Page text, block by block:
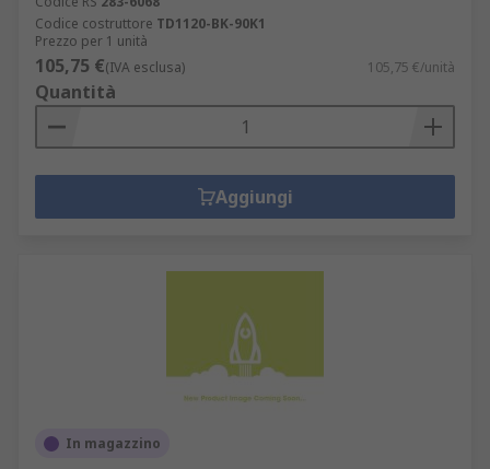
Codice costruttore TD1120-BK-90K1
Prezzo per 1 unità
105,75 €(IVA esclusa) 105,75 €/unità
Quantità
Aggiungi
In magazzino